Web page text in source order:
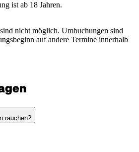
ist ab 18 Jahren.
nicht möglich. Umbuchungen sind
auf andere Termine innerhalb
rauchen?